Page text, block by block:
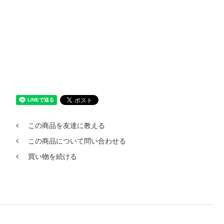
この商品を友達に教える
この商品について問い合わせる
買い物を続ける